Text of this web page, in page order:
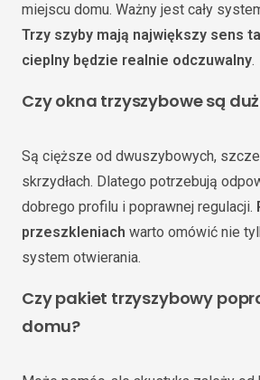
miejscu domu. Ważny jest cały
Trzy szyby mają największy sens
cieplny będzie realnie odczuwalny.
Czy okna trzyszybowe są
Są cięższe od dwuszybowych,
skrzydłach. Dlatego potrzebują
dobrego profilu i poprawnej regulacji.
przeszkleniach warto omówić nie
system otwierania.
Czy pakiet trzyszybowy
domu?